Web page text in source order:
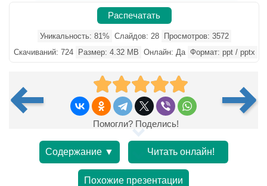
Распечатать
Уникальность: 81% Слайдов: 28
Просмотров: 3572
Скачиваний: 724
Размер: 4.32 MB Онлайн: Да Формат: ppt / pptx
Помогли? Поделись!
Содержание ▼ Читать онлайн!
Похожие презентации